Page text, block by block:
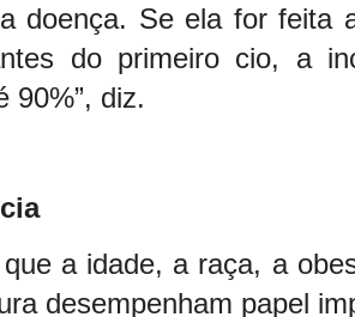
doença. Se ela for feita
do primeiro cio, a
90%”, diz.
a idade, a raça, a
desempenham papel